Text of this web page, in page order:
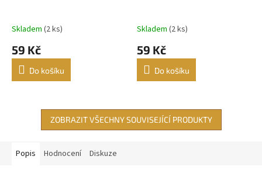
Skladem (2 ks)
59 Kč
Do košíku
Skladem (2 ks)
59 Kč
Do košíku
ZOBRAZIT VŠECHNY SOUVISEJÍCÍ PRODUKTY
Popis Hodnocení Diskuze